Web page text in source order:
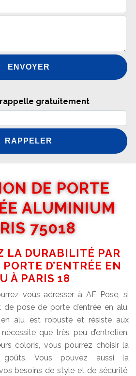
rappelle gratuitement
DE PORTE
ALUMINIUM
75018
LA DURABILITÉ PAR
D’ENTRÉE EN
À PARIS 18
vous adresser à AF Pose, si
pose de porte d’entrée en alu.
en alu est robuste et résiste aux
que très peu d’entretien.
coloris, vous pourrez choisir la
Vous pouvez aussi la
besoins de style et de sécurité.